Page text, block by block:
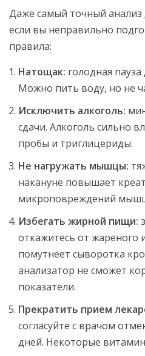
Даже самый точный анализ
если вы неправильно
правила:
Натощак: голодная
Можно пить воду, но не
Исключить алкоголь:
сдачи. Алкоголь сильно
пробы и триглицериды.
Не нагружать мышцы:
накануне повышает
микроповреждений
Избегать жирной пищи:
откажитесь от жареного
помутнеет сыворотка
анализатор не сможет
показатели.
Прекратить прием
согласуйте с врачом
дней. Некоторые